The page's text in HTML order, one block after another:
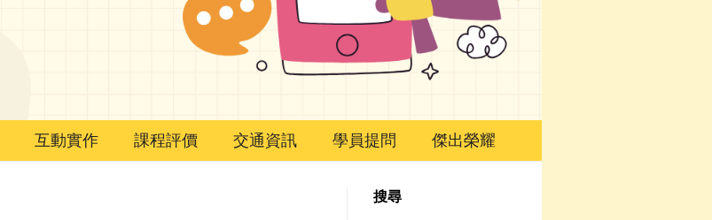
互動實作 課程評價 交通資訊 學員提問 傑出榮耀
搜尋